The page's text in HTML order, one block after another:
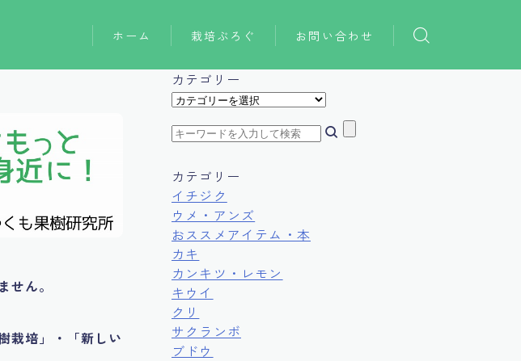
ホーム 栽培ぶろぐ
おススメアイテム
おススメ本
お問い合わせ
ん。
栽培」・「新しい
カテゴリー
カ
ゴ
ー
カテゴリー
イチジク
ウメ・アンズ
おススメアイテム・本
カキ
カンキツ・レモン
キウイ
クリ
サクランボ
ブドウ